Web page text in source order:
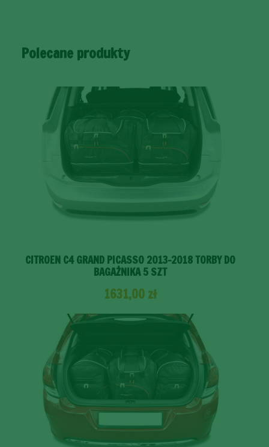
Polecane produkty
CITROEN C4 GRAND PICASSO 2013-2018 TORBY DO
BAGAŻNIKA 5 SZT
1631,00 zł